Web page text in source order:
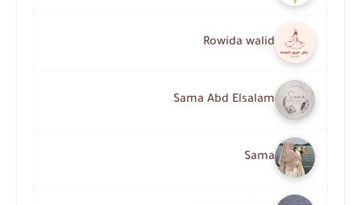
Rowida walid
Sama Abd Elsalam
Sama